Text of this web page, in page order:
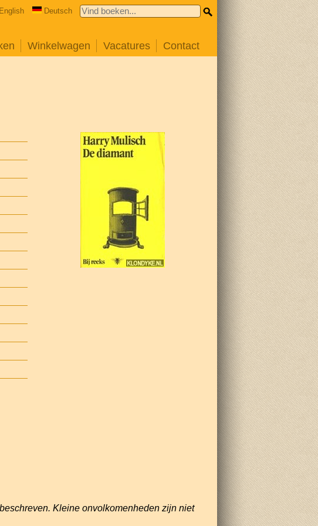
English Deutsch
Winkelwagen Vacatures Contact
Kleine onvolkomenheden zijn niet